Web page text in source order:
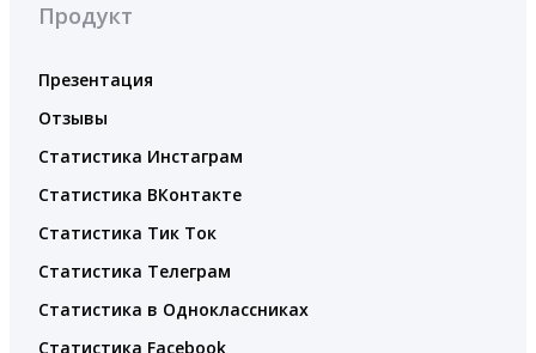
Продукт
Презентация
Отзывы
Статистика Инстаграм
Статистика ВКонтакте
Статистика Тик Ток
Статистика Телеграм
Статистика в Одноклассниках
Статистика Facebook